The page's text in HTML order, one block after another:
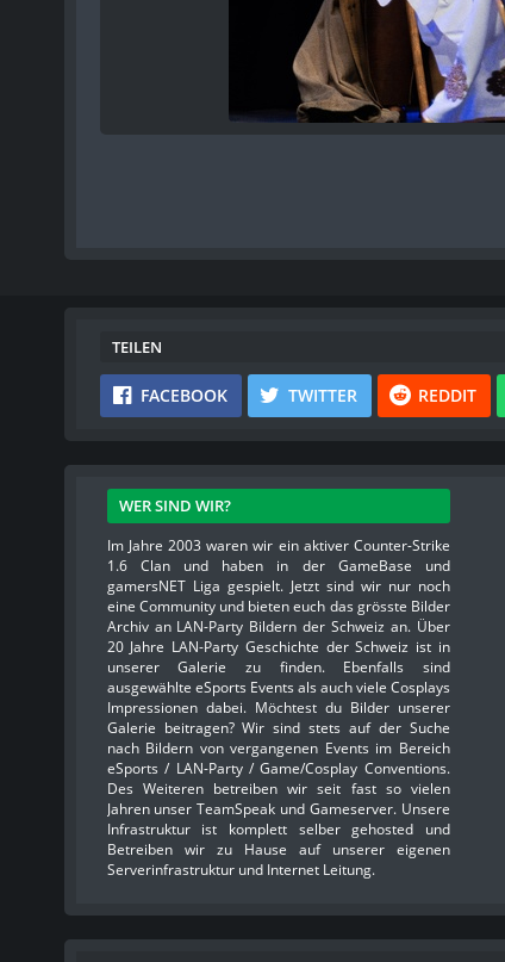
TEILEN
FACEBOOK TWITTER REDDIT
WER SIND WIR?
Im Jahre 2003 waren wir ein aktiver Counter-Strike
1.6 Clan und haben in der GameBase und
gamersNET Liga gespielt. Jetzt sind wir nur noch
eine Community und bieten euch das grösste Bilder
Archiv an LAN-Party Bildern der Schweiz an. Über
20 Jahre LAN-Party Geschichte der Schweiz ist in
unserer Galerie zu finden. Ebenfalls sind
ausgewählte eSports Events als auch viele Cosplays
Impressionen dabei. Möchtest du Bilder unserer
Galerie beitragen? Wir sind stets auf der Suche
nach Bildern von vergangenen Events im Bereich
eSports / LAN-Party / Game/Cosplay Conventions.
Des Weiteren betreiben wir seit fast so vielen
Jahren unser TeamSpeak und Gameserver. Unsere
Infrastruktur ist komplett selber gehosted und
Betreiben wir zu Hause auf unserer eigenen
Serverinfrastruktur und Internet Leitung.